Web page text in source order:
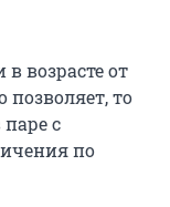
возрасте от
позволяет, то
с
по